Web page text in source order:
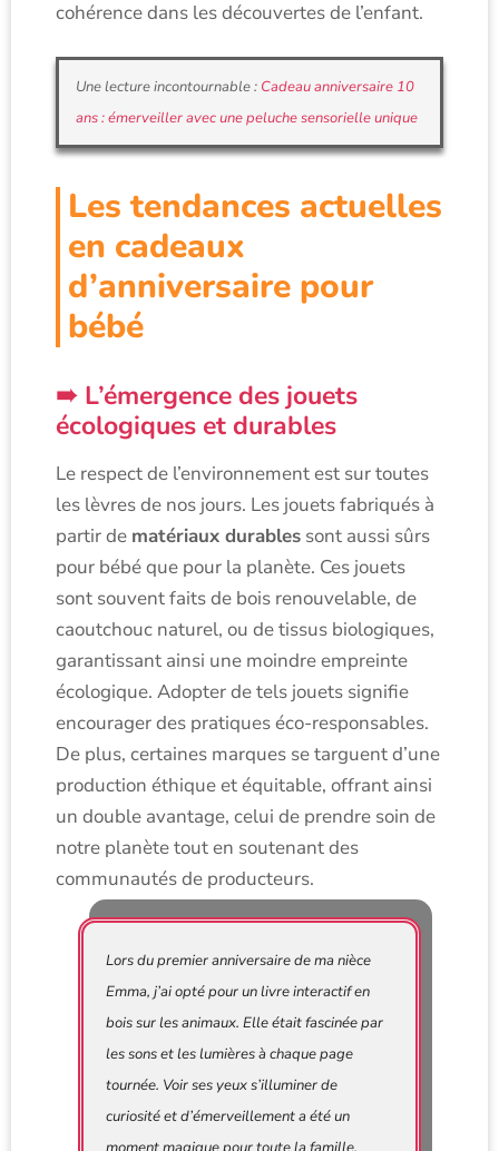
cohérence dans les découvertes de l’enfant.
Une lecture incontournable : Cadeau anniversaire 10
ans : émerveiller avec une peluche sensorielle unique
Les tendances actuelles
en cadeaux
d’anniversaire pour
bébé
L’émergence des jouets
écologiques et durables
Le respect de l’environnement est sur toutes
les lèvres de nos jours. Les jouets fabriqués à
partir de matériaux durables sont aussi sûrs
pour bébé que pour la planète. Ces jouets
sont souvent faits de bois renouvelable, de
caoutchouc naturel, ou de tissus biologiques,
garantissant ainsi une moindre empreinte
écologique. Adopter de tels jouets signifie
encourager des pratiques éco-responsables.
De plus, certaines marques se targuent d’une
production éthique et équitable, offrant ainsi
un double avantage, celui de prendre soin de
notre planète tout en soutenant des
communautés de producteurs.
Lors du premier anniversaire de ma nièce
Emma, j’ai opté pour un livre interactif en
bois sur les animaux. Elle était fascinée par
les sons et les lumières à chaque page
tournée. Voir ses yeux s’illuminer de
curiosité et d’émerveillement a été un